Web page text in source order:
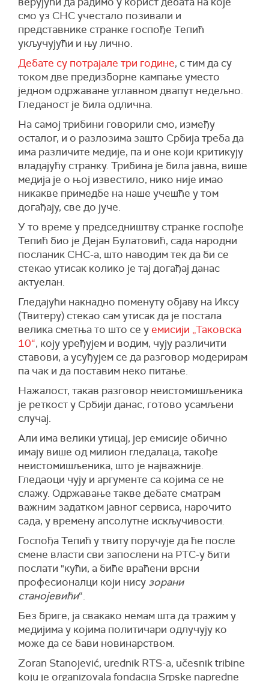
смо уз СНС учестало позивали и
представнике странке госпође Тепић
укључујући и њу лично.
Дебате су потрајале три године, с тим да су
током две предизборне кампање уместо
једном одржаване углавном двапут недељно.
Гледаност је била одлична.
На самој трибини говорили смо, између
осталог, и о разлозима зашто Србија треба да
има различите медије, па и оне који критикују
владајућу странку. Трибина је била јавна, више
медија је о њој известило, нико није имао
никакве примедбе на наше учешће у том
догађају, све до јуче.
У то време у председништву странке госпође
Тепић био је Дејан Булатовић, сада народни
посланик СНС-а, што наводим тек да би се
стекао утисак колико је тај догађај данас
актуелан.
Гледајући накнадно поменуту објаву на Иксу
(Твитеру) стекао сам утисак да је постала
велика сметња то што се у емисији „Таковска
10“, коју уређујем и водим, чују различити
ставови, а усуђујем се да разговор модерирам
па чак и да поставим неко питање.
Нажалост, такав разговор неистомишљеника
је реткост у Србији данас, готово усамљени
случај.
Али има велики утицај, јер емисије обично
имају више од милион гледалаца, такође
неистомишљеника, што је најважније.
Гледаоци чују и аргументе са којима се не
слажу. Одржавање такве дебате сматрам
важним задатком јавног сервиса, нарочито
сада, у времену апсолутне искључивости.
Госпођа Тепић у твиту поручује да ће после
смене власти сви запослени на РТС-у бити
послати "кући, а биће враћени врсни
професионалци који нису зорани
станојевићи“.
Без бриге, ја свакако немам шта да тражим у
медијима у којима политичари одлучују ко
може да се бави новинарством.
Zoran Stanojević, urednik RTS-a, učesnik tribine
koju je organizovala fondacija Srpske napredne